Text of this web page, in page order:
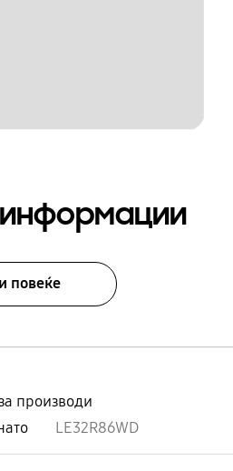
повеќе
производи
LE32R86WD